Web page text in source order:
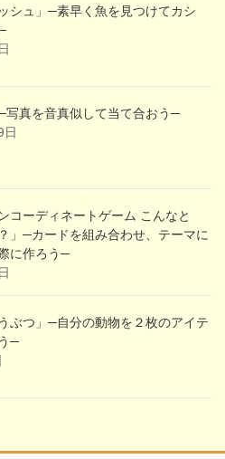
シュ」─素早く魚を見つけてカシ
写真を音真似して当て合おう─
コーディネートゲーム こんなと
」─カードを組み合わせ、テーマに
に作ろう─
ぶつ」─自分の動物を２枚のアイテ
─